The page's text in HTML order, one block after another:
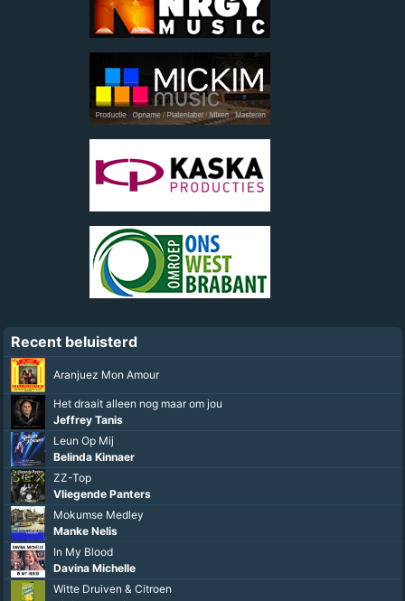
Recent beluisterd
Aranjuez Mon Amour
Het draait alleen nog maar om jou
Jeffrey Tanis
Leun Op Mij
Belinda Kinnaer
ZZ-Top
Vliegende Panters
Mokumse Medley
Manke Nelis
In My Blood
Davina Michelle
Witte Druiven & Citroen